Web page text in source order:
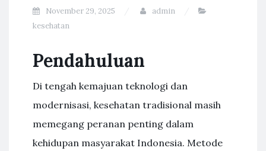
November 29, 2025
admin
kesehatan
Pendahuluan
Di tengah kemajuan teknologi dan
modernisasi, kesehatan tradisional masih
memegang peranan penting dalam
kehidupan masyarakat Indonesia. Metode